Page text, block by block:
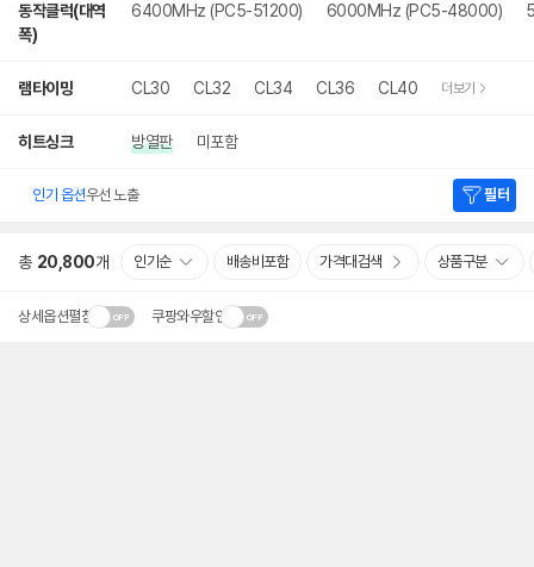
동작클럭(대역
폭)
6400MHz (PC5-51200) 6000MHz (PC5-48000)
램타이밍 CL30 CL32 CL34 CL36 CL40 더보기
히트싱크 방열판 미포함
인기 옵션우선 노출 필터
총 20,800개 인기순 배송비포함 가격대검색 상품구분
상세옵션펼침 쿠팡와우할인